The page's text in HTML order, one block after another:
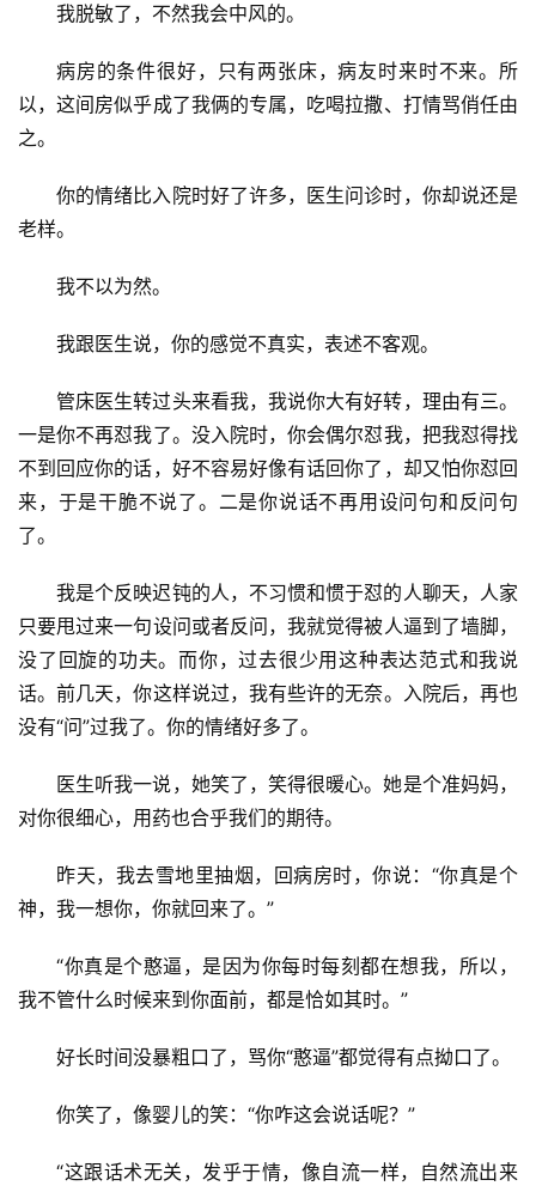
我脱敏了，不然我会中风的。
病房的条件很好，只有两张床，病友时来时不来。所
以，这间房似乎成了我俩的专属，吃喝拉撒、打情骂俏任由
之。
你的情绪比入院时好了许多，医生问诊时，你却说还是
老样。
我不以为然。
我跟医生说，你的感觉不真实，表述不客观。
管床医生转过头来看我，我说你大有好转，理由有三。
一是你不再怼我了。没入院时，你会偶尔怼我，把我怼得找
不到回应你的话，好不容易好像有话回你了，却又怕你怼回
来，于是干脆不说了。二是你说话不再用设问句和反问句
了。
我是个反映迟钝的人，不习惯和惯于怼的人聊天，人家
只要甩过来一句设问或者反问，我就觉得被人逼到了墙脚，
没了回旋的功夫。而你，过去很少用这种表达范式和我说
话。前几天，你这样说过，我有些许的无奈。入院后，再也
没有“问”过我了。你的情绪好多了。
医生听我一说，她笑了，笑得很暖心。她是个准妈妈，
对你很细心，用药也合乎我们的期待。
昨天，我去雪地里抽烟，回病房时，你说：“你真是个
神，我一想你，你就回来了。”
“你真是个憨逼，是因为你每时每刻都在想我，所以，
我不管什么时候来到你面前，都是恰如其时。”
好长时间没暴粗口了，骂你“憨逼”都觉得有点拗口了。
你笑了，像婴儿的笑：“你咋这会说话呢？”
“这跟话术无关，发乎于情，像自流一样，自然流出来